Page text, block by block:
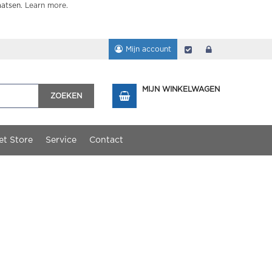
Learn more.
Mijn account Afrekenen
ZOEKEN
MIJN WINKELWAGEN
Store Service Contact